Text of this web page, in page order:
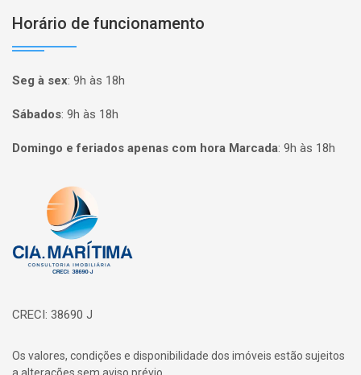
Horário de funcionamento
Seg à sex: 9h às 18h
Sábados: 9h às 18h
Domingo e feriados apenas com hora Marcada: 9h às 18h
Página inicial
CRECI: 38690 J
Os valores, condições e disponibilidade dos imóveis estão sujeitos
a alterações sem aviso prévio.